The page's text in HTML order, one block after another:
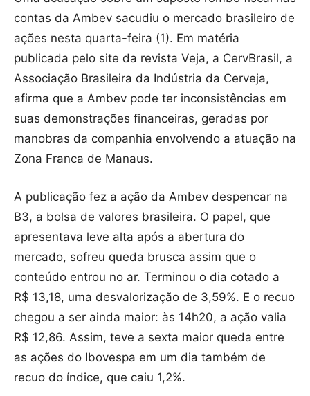
contas da Ambev sacudiu o mercado brasileiro de
ações nesta quarta-feira (1). Em matéria
publicada pelo site da revista Veja, a CervBrasil, a
Associação Brasileira da Indústria da Cerveja,
afirma que a Ambev pode ter inconsistências em
suas demonstrações financeiras, geradas por
manobras da companhia envolvendo a atuação na
Zona Franca de Manaus.
A publicação fez a ação da Ambev despencar na
B3, a bolsa de valores brasileira. O papel, que
apresentava leve alta após a abertura do
mercado, sofreu queda brusca assim que o
conteúdo entrou no ar. Terminou o dia cotado a
R$ 13,18, uma desvalorização de 3,59%. E o recuo
chegou a ser ainda maior: às 14h20, a ação valia
R$ 12,86. Assim, teve a sexta maior queda entre
as ações do Ibovespa em um dia também de
recuo do índice, que caiu 1,2%.